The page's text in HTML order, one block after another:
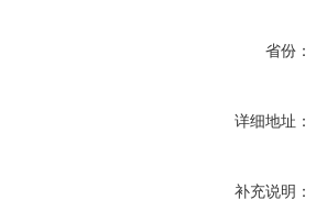
省份：
详细地址：
补充说明：